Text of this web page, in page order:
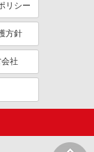
リシー
方針
社